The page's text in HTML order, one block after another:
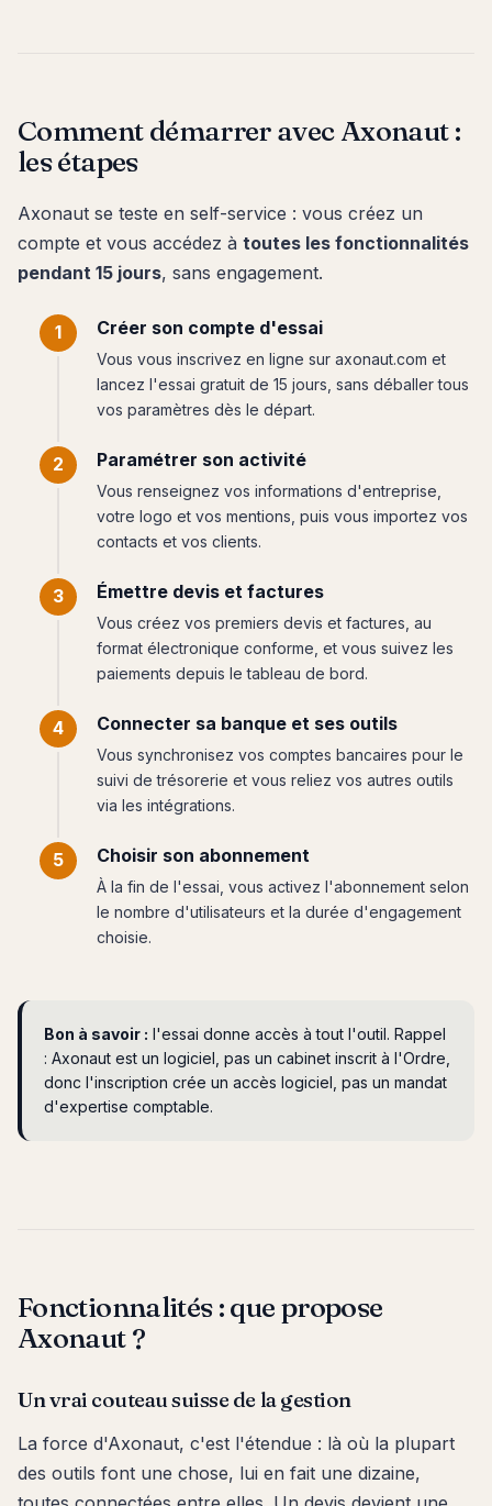
Comment démarrer avec Axonaut :
les étapes
Axonaut se teste en self-service : vous créez un
compte et vous accédez à toutes les fonctionnalités
pendant 15 jours, sans engagement.
Créer son compte d'essai
Vous vous inscrivez en ligne sur axonaut.com et
lancez l'essai gratuit de 15 jours, sans déballer tous
vos paramètres dès le départ.
Paramétrer son activité
Vous renseignez vos informations d'entreprise,
votre logo et vos mentions, puis vous importez vos
contacts et vos clients.
Émettre devis et factures
Vous créez vos premiers devis et factures, au
format électronique conforme, et vous suivez les
paiements depuis le tableau de bord.
Connecter sa banque et ses outils
Vous synchronisez vos comptes bancaires pour le
suivi de trésorerie et vous reliez vos autres outils
via les intégrations.
Choisir son abonnement
À la fin de l'essai, vous activez l'abonnement selon
le nombre d'utilisateurs et la durée d'engagement
choisie.
Bon à savoir : l'essai donne accès à tout l'outil. Rappel
: Axonaut est un logiciel, pas un cabinet inscrit à l'Ordre,
donc l'inscription crée un accès logiciel, pas un mandat
d'expertise comptable.
Fonctionnalités : que propose
Axonaut ?
Un vrai couteau suisse de la gestion
La force d'Axonaut, c'est l'étendue : là où la plupart
des outils font une chose, lui en fait une dizaine,